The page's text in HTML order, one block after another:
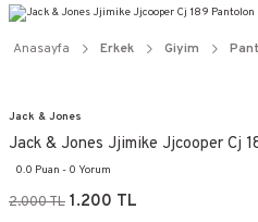
Anasayfa Erkek Giyim
Jack & Jones
Jack & Jones Jjimike Jjcooper Cj
0.0 Puan - 0 Yorum
2.000 TL 1.200 TL